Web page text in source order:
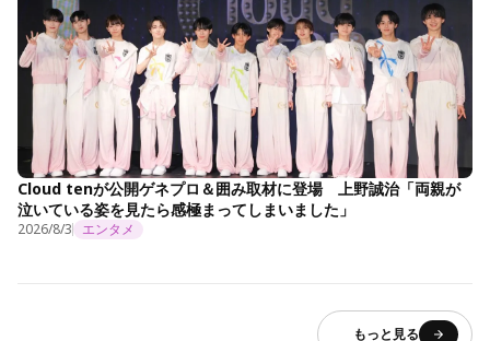
Cloud tenが公開ゲネプロ＆囲み取材に登場 上野誠治「両親が
泣いている姿を見たら感極まってしまいました」
2026/8/3 エンタメ
もっと見る